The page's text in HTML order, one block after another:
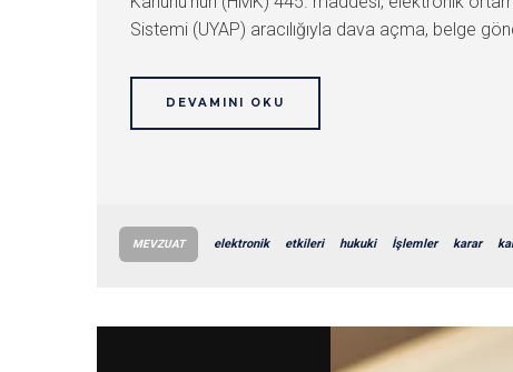
Sistemi (UYAP) aracılığıyla dava açma, belge
DEVAMINI OKU
MEVZUAT elektronik etkileri hukuki İşlemler karar